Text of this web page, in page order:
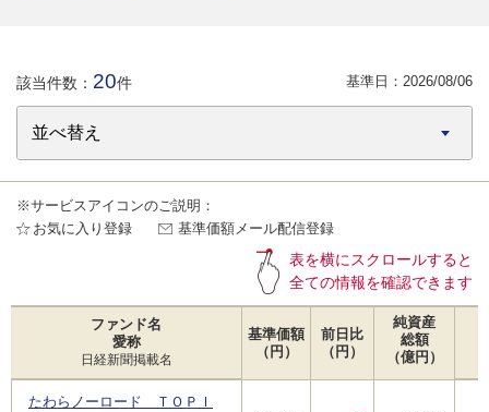
該当件数： 20件 基準日： 2026/08/06
※サービスアイコンのご説明：
お気に入り登録
基準価額メール配信登録
表を横にスクロールすると
全ての情報を確認できます
ファンド名
愛称
日経新聞掲載名
基準価額
（円）
前日比
（円）
純資産
総額
（億円）
たわらノーロード ＴＯＰＩ